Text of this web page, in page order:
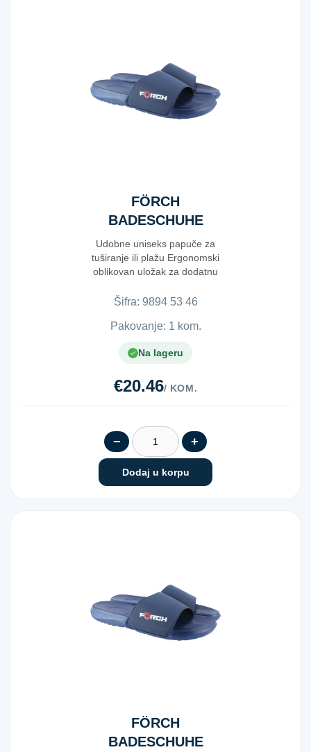
FÖRCH
BADESCHUHE
UNISEX GR.46
Udobne uniseks papuče za
tuširanje ili plažu Ergonomski
oblikovan uložak za dodatnu
Šifra: 9​8​9​4​ ​5​3​ ​4​6​
Pakovanje: 1 kom.
Na lageru
€20.46/ KOM.
− +
Dodaj u korpu
FÖRCH
BADESCHUHE